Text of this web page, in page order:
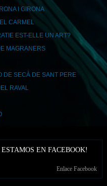
I GIRONA
CARMEL
EST-ELLE UN ART?
MAGRANERS
DE SECÀ DE SANT PERE
RAVAL
EN FACEBOOK!
Enlace Facebook